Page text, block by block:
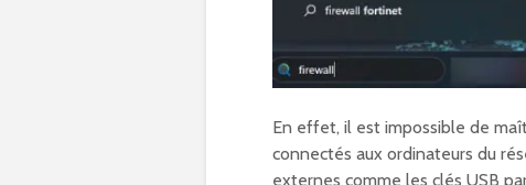
En effet, il est impossible de
connectés aux ordinateurs du
externes comme les clés USB